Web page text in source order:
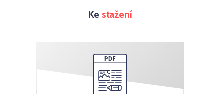
Ke stažení